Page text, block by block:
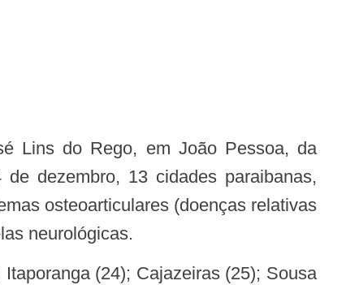
dezembro, 13 cidades paraibanas,
osteoarticulares (doenças relativas
neurológicas.